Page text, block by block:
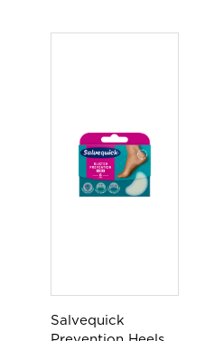
Salvequick